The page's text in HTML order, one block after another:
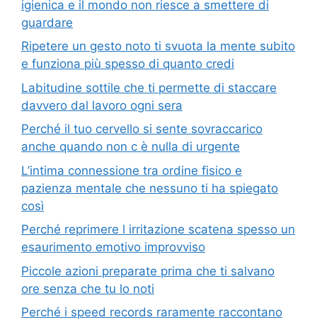
igienica e il mondo non riesce a smettere di
guardare
Ripetere un gesto noto ti svuota la mente subito
e funziona più spesso di quanto credi
Labitudine sottile che ti permette di staccare
davvero dal lavoro ogni sera
Perché il tuo cervello si sente sovraccarico
anche quando non c è nulla di urgente
L’intima connessione tra ordine fisico e
pazienza mentale che nessuno ti ha spiegato
così
Perché reprimere l irritazione scatena spesso un
esaurimento emotivo improvviso
Piccole azioni preparate prima che ti salvano
ore senza che tu lo noti
Perché i speed records raramente raccontano